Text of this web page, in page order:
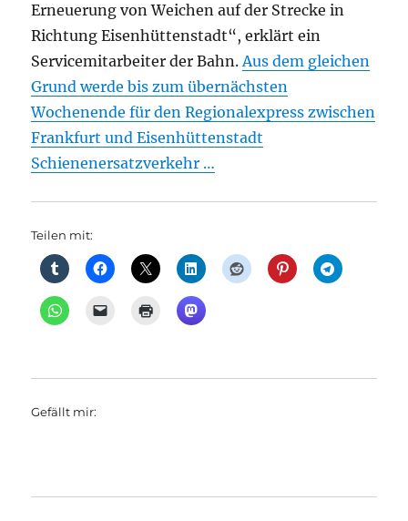
Erneuerung von Weichen auf der Strecke in
Richtung Eisenhüttenstadt“, erklärt ein
Servicemitarbeiter der Bahn.Aus dem gleichen
Grund werde bis zum übernächsten
Wochenende für den Regionalexpress zwischen
Frankfurt und Eisenhüttenstadt
Schienenersatzverkehr …
Teilen mit:
Gefällt mir: